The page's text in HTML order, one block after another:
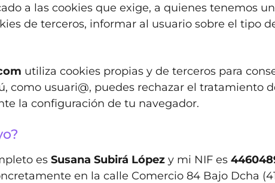
a las cookies que exige, a quienes tenemos
de terceros, informar al usuario sobre el tipo
utiliza cookies propias y de terceros para
como usuari@, puedes rechazar el tratamiento
la configuración de tu navegador.
es Susana Subirá López y mi NIF es
en la calle Comercio 84 Bajo Dcha